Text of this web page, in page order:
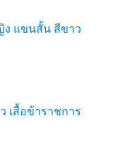
ง แขนสั้น สีขาว
เสื้อข้าราชการ